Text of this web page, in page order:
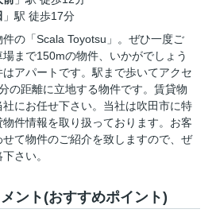
」駅 徒歩17分
の「Scala Toyotsu」。ぜひ一度ご
まで150mの物件、いかがでしょう
アパートです。駅まで歩いてアクセ
の距離に立地する物件です。賃貸物
にお任せ下さい。当社は吹田市に特
件情報を取り扱っております。お客
て物件のご紹介を致しますので、ぜ
さい。
ント(おすすめポイント)